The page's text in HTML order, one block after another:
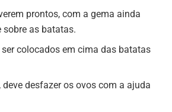
prontos, com a gema ainda
sobre as batatas.
ser colocados em cima das batatas
deve desfazer os ovos com a ajuda